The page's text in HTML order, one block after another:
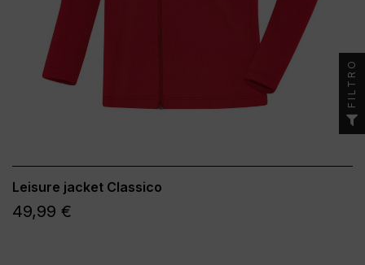
Leisure jacket Classico
49,99 €
FILTRO